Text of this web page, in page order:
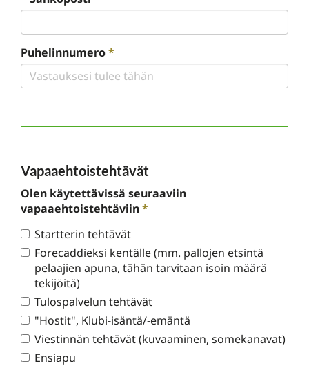
Puhelinnumero*
Vapaaehtoistehtävät
Olen käytettävissä seuraaviin
vapaaehtoistehtäviin*
Startterin tehtävät
Forecaddieksi kentälle (mm. pallojen etsintä
pelaajien apuna, tähän tarvitaan isoin määrä
tekijöitä)
Tulospalvelun tehtävät
"Hostit", Klubi-isäntä/-emäntä
Viestinnän tehtävät (kuvaaminen, somekanavat)
Ensiapu